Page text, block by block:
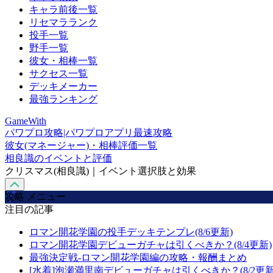
キャラ前後一覧
リセマラランク
投手一覧
野手一覧
彼女・相棒一覧
サクセス一覧
デッキメーカー
最強ランキング
GameWith
パワプロ攻略|パワプロアプリ最速攻略
彼女(マネージャー)・相棒評価一覧
相良識のイベントと評価
クリスマス(相良識)｜イベント選択肢と効果
攻略 メニュー
注目の記事
ロマン開花学園の投手デッキテンプレ(8/6更新)
ロマン開花学園デビューガチャは引くべきか？(8/4更新)
最強決定戦-ロマン開花学園編の攻略・報酬まとめ
[水着]泡瀬満里南デビューガチャは引くべきか？(8/2更